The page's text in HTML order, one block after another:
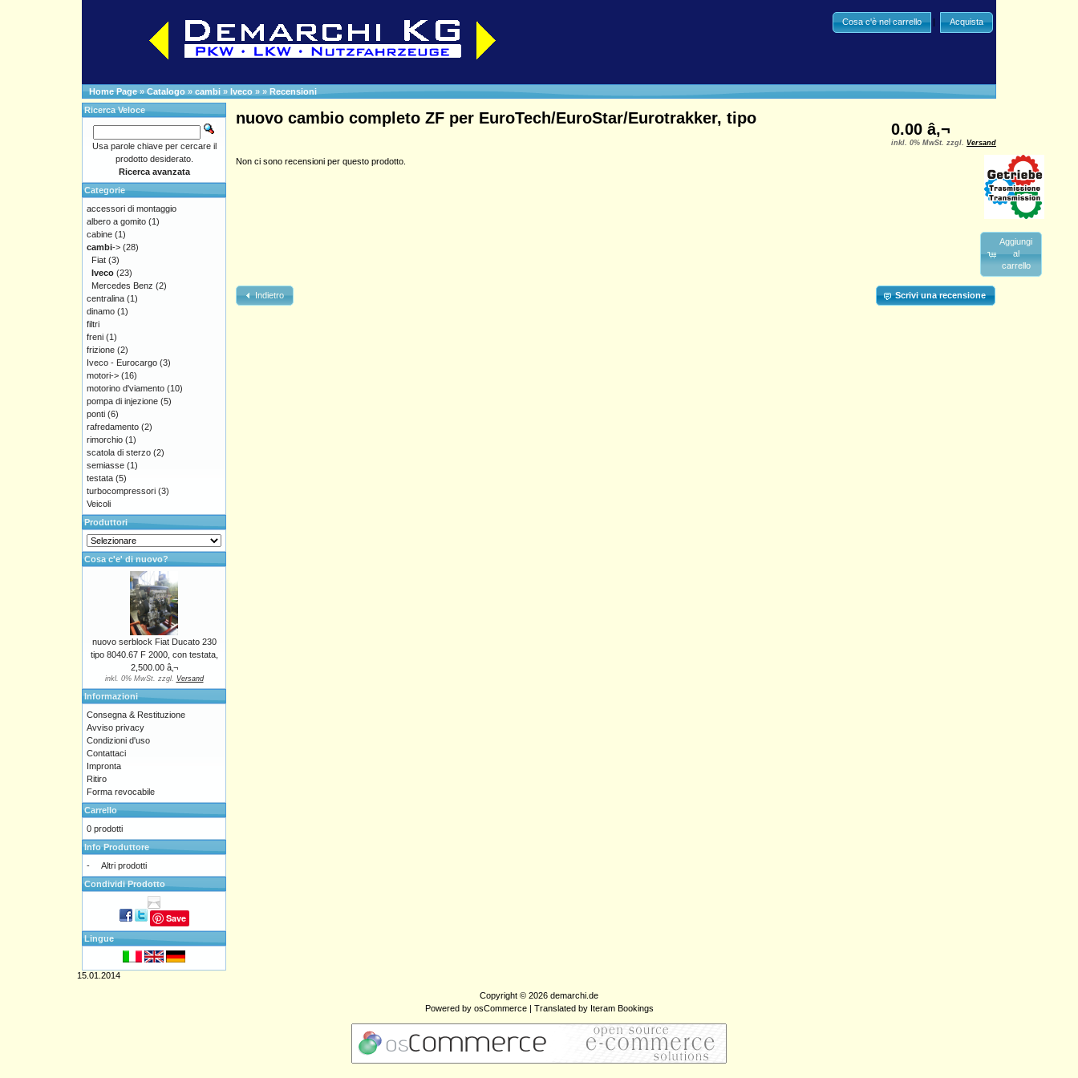
Cosa c'è nel carrello | Acquista
Home Page» Catalogo » cambi » Iveco » » Recensioni
0.00 â‚¬
inkl. 0% MwSt. zzgl. Versand
nuovo cambio completo ZF per EuroTech/EuroStar/Eurotrakker, tipo
Aggiungi
al
carrello
Non ci sono recensioni per questo prodotto.
Scrivi una recensione
Indietro
Ricerca Veloce
Usa parole chiave per cercare il
prodotto desiderato.
Ricerca avanzata
Categorie
accessori di montaggio
albero a gomito (1)
cabine (1)
cambi-> (28)
Fiat (3)
Iveco (23)
Mercedes Benz (2)
centralina (1)
dinamo (1)
filtri
freni (1)
frizione (2)
Iveco - Eurocargo (3)
motori-> (16)
motorino d'viamento (10)
pompa di injezione (5)
ponti (6)
rafredamento (2)
rimorchio (1)
scatola di sterzo (2)
semiasse (1)
testata (5)
turbocompressori (3)
Veicoli
Produttori
Cosa c'e' di nuovo?
nuovo serblock Fiat Ducato 230
tipo 8040.67 F 2000, con testata,
2,500.00 â‚¬
inkl. 0% MwSt. zzgl. Versand
Informazioni
Consegna & Restituzione
Avviso privacy
Condizioni d'uso
Contattaci
Impronta
Ritiro
Forma revocabile
Carrello
0 prodotti
Info Produttore
-
Altri prodotti
Condividi Prodotto
Save
Lingue
15.01.2014
Copyright © 2026 demarchi.de
Powered by osCommerce| Translated by Iteram Bookings